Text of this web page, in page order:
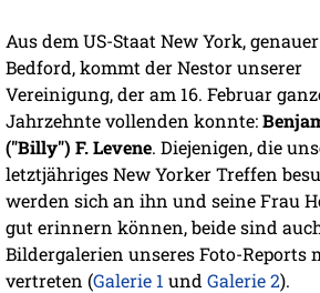
Aus dem US-Staat New York,
Bedford, kommt der Nestor unserer
Vereinigung, der am 16. Februar
Jahrzehnte vollenden konnte:
("Billy") F. Levene. Diejenigen, die
letztjähriges New Yorker Treffen
werden sich an ihn und seine Frau
gut erinnern können, beide sind
Bildergalerien unseres Foto-Reports
vertreten (Galerie 1 und Galerie 2).